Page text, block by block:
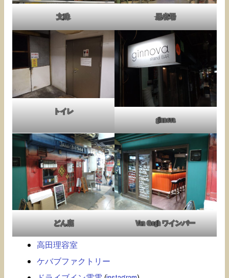
文殊 忍者場
トイレ
ginnova
どん底 Van Gogh ワインバー
高田理容室
ケバブファクトリー